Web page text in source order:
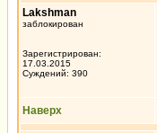
Lakshman
заблокирован
Зарегистрирован:
17.03.2015
Суждений: 390
Наверх